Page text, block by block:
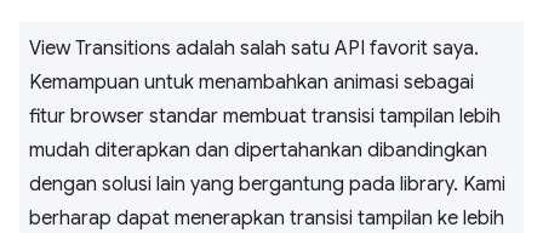
View Transitions adalah salah satu API favorit saya.
Kemampuan untuk menambahkan animasi sebagai
fitur browser standar membuat transisi tampilan lebih
mudah diterapkan dan dipertahankan dibandingkan
dengan solusi lain yang bergantung pada library. Kami
berharap dapat menerapkan transisi tampilan ke lebih